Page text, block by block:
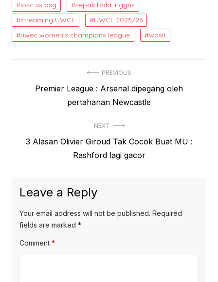
losc vs psg
sepak bola Inggris
streaming UWCL
UWCL 2025/26
uwec women’s champions league
wasit
navigation
PREVIOUS
PreviousPremier League : Arsenal dipegang oleh
pertahanan Newcastle
NEXT
Next3 Alasan Olivier Giroud Tak Cocok Buat MU :
Rashford lagi gacor
Leave a Reply
Your email address will not be published. Required
fields are marked *
Comment *